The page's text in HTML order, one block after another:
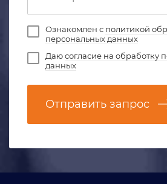
Ознакомлен с политикой
персональных данных
Даюсогласие на обработку
данных
Отправить запрос